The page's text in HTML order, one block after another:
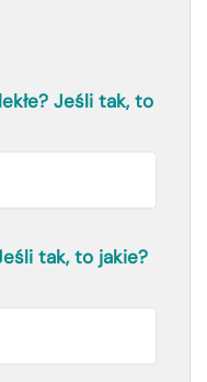
Jeśli tak, to
tak, to jakie?